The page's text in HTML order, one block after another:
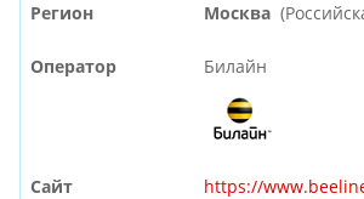
Регион Москва
Оператор Билайн
Сайт https://